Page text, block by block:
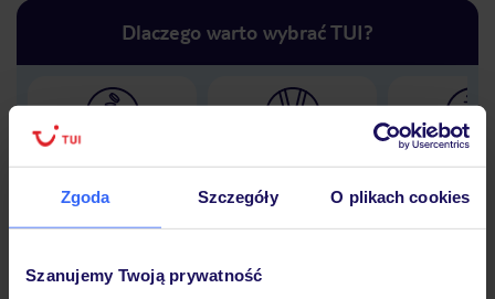
Zgoda Szczegóły O plikach cookies
Szanujemy Twoją prywatność
Dlaczego warto wybrać TUI?
Lider niskich cen
podróży w Polsce
30 lat w